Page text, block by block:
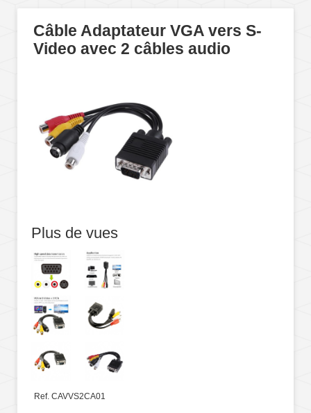
Câble Adaptateur VGA vers S-
Video avec 2 câbles audio
Plus de vues
Ref. CAVVS2CA01